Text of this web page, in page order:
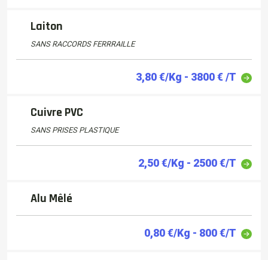
Laiton
SANS RACCORDS FERRRAILLE
3,80 €/Kg - 3800 € /T
Cuivre PVC
SANS PRISES PLASTIQUE
2,50 €/Kg - 2500 €/T
Alu Mêlé
0,80 €/Kg - 800 €/T